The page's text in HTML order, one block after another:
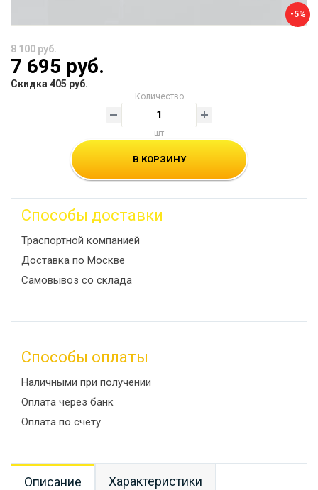
-5%
8 100 руб.
7 695 руб.
Скидка 405 руб.
Количество
шт
В КОРЗИНУ
Способы доставки
Траспортной компанией
Доставка по Москве
Самовывоз со склада
Способы оплаты
Наличными при получении
Оплата через банк
Оплата по счету
Описание Характеристики